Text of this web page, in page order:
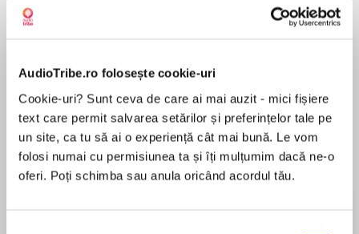
AudioTribe.ro folosește cookie-uri
Cookie-uri? Sunt ceva de care ai mai auzit - mici fișiere
text care permit salvarea setărilor și preferințelor tale pe
un site, ca tu să ai o experiență cât mai bună. Le vom
folosi numai cu permisiunea ta și îți mulțumim dacă ne-o
oferi. Poți schimba sau anula oricând acordul tău.
Elita de Argint (Elita
de...
Dani Francis
Diavolul se îmbracă de
la...
Lauren Weisberger
Migdală
Sohn Won-pyung